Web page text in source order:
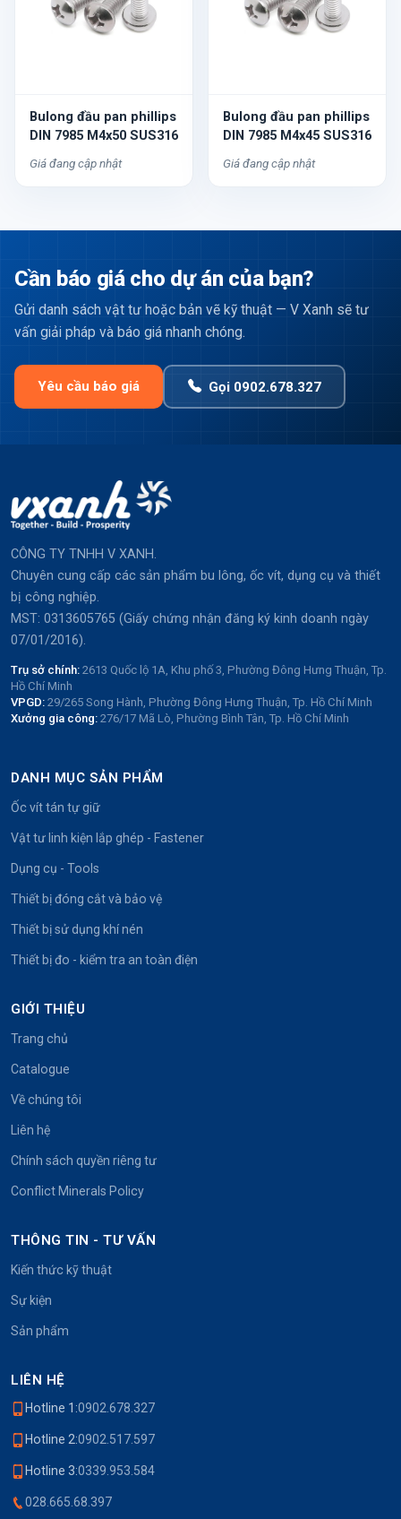
Bulong đầu pan phillips
DIN 7985 M4x50 SUS316
Giá đang cập nhật
Bulong đầu pan phillips
DIN 7985 M4x45 SUS316
Giá đang cập nhật
Cần báo giá cho dự án của bạn?
Gửi danh sách vật tư hoặc bản vẽ kỹ thuật — V Xanh sẽ tư
vấn giải pháp và báo giá nhanh chóng.
Yêu cầu báo giá Gọi 0902.678.327
CÔNG TY TNHH V XANH.
Chuyên cung cấp các sản phẩm bu lông, ốc vít, dụng cụ và thiết
bị công nghiệp.
MST: 0313605765 (Giấy chứng nhận đăng ký kinh doanh ngày
07/01/2016).
Trụ sở chính: 2613 Quốc lộ 1A, Khu phố 3, Phường Đông Hưng Thuận, Tp.
Hồ Chí Minh
VPGD: 29/265 Song Hành, Phường Đông Hưng Thuận, Tp. Hồ Chí Minh
Xưởng gia công: 276/17 Mã Lò, Phường Bình Tân, Tp. Hồ Chí Minh
DANH MỤC SẢN PHẨM
Ốc vít tán tự giữ
Vật tư linh kiện lắp ghép - Fastener
Dụng cụ - Tools
Thiết bị đóng cắt và bảo vệ
Thiết bị sử dụng khí nén
Thiết bị đo - kiểm tra an toàn điện
GIỚI THIỆU
Trang chủ
Catalogue
Về chúng tôi
Liên hệ
Chính sách quyền riêng tư
Conflict Minerals Policy
THÔNG TIN - TƯ VẤN
Kiến thức kỹ thuật
Sự kiện
Sản phẩm
LIÊN HỆ
Hotline 1:0902.678.327
Hotline 2:0902.517.597
Hotline 3:0339.953.584
028.665.68.397